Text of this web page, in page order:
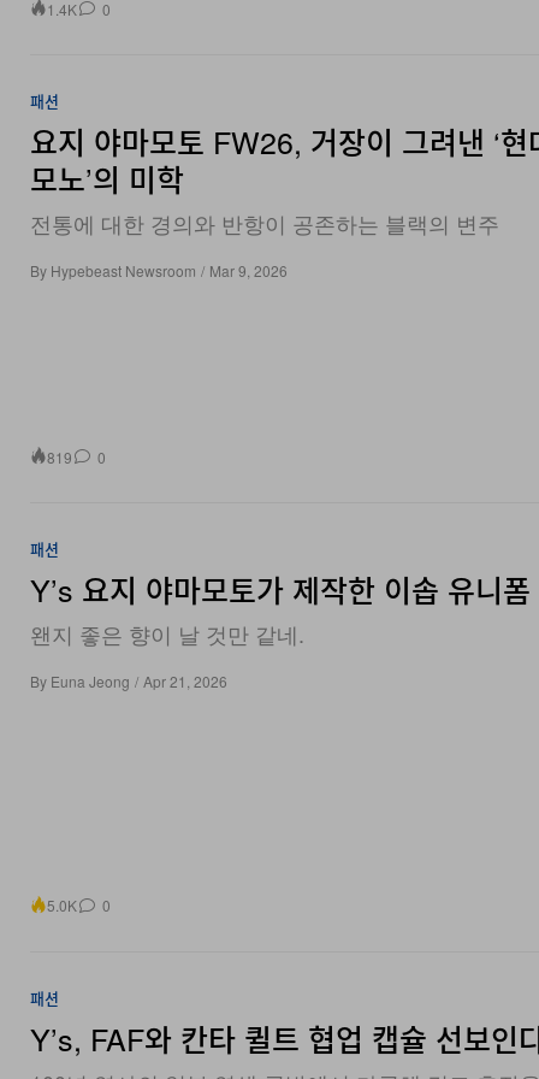
1.4K 0
패션
요지 야마모토 FW26, 거장이 그려낸 ‘현
모노’의 미학
전통에 대한 경의와 반항이 공존하는 블랙의 변주
By Hypebeast Newsroom / Mar 9, 2026
819 0
패션
Y’s 요지 야마모토가 제작한 이솝 유니
왠지 좋은 향이 날 것만 같네.
By Euna Jeong / Apr 21, 2026
5.0K 0
패션
Y’s, FAF와 칸타 퀼트 협업 캡슐 선보인